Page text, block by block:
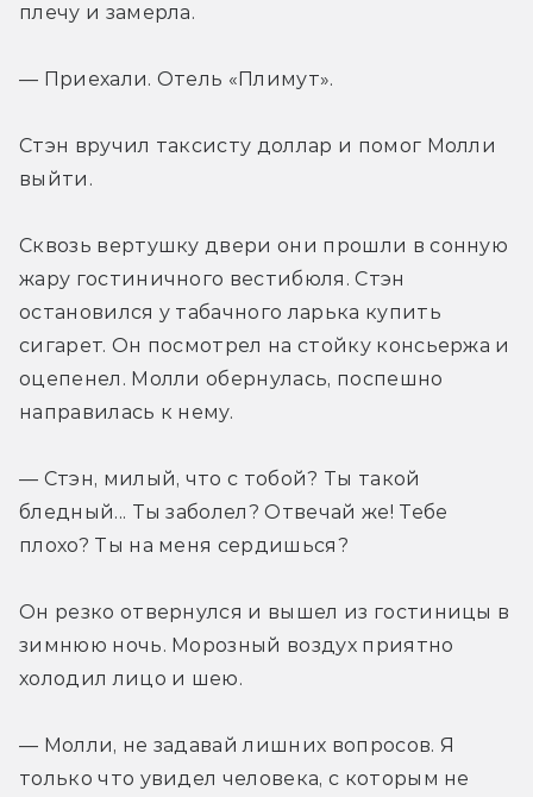
плечу и замерла.
— Приехали. Отель «Плимут».
Стэн вручил таксисту доллар и помог Молли
выйти.
Сквозь вертушку двери они прошли в сонную
жару гостиничного вестибюля. Стэн
остановился у табачного ларька купить
сигарет. Он посмотрел на стойку консьержа и
оцепенел. Молли обернулась, поспешно
направилась к нему.
— Стэн, милый, что с тобой? Ты такой
бледный... Ты заболел? Отвечай же! Тебе
плохо? Ты на меня сердишься?
Он резко отвернулся и вышел из гостиницы в
зимнюю ночь. Морозный воздух приятно
холодил лицо и шею.
— Молли, не задавай лишних вопросов. Я
только что увидел человека, с которым не